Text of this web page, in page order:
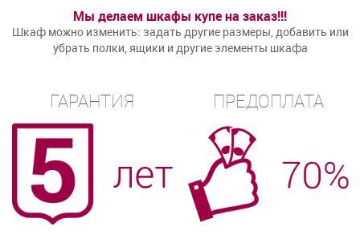
Мы делаем шкафы купе на заказ!!!
Шкаф можно изменить: задать другие размеры, добавить или
убрать полки, ящики и другие элементы шкафа
ГАРАНТИЯ ПРЕДОПЛАТА